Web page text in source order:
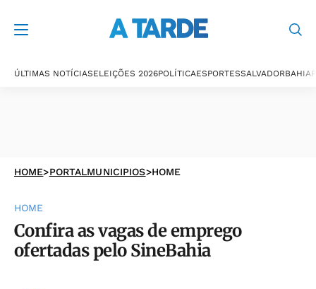
ÚLTIMAS NOTÍCIASELEIÇÕES 2026POLÍTICAESPORTESSALVADORBAHIA
HOME>PORTALMUNICIPIOS>HOME
HOME
Confira as vagas de emprego
ofertadas pelo SineBahia